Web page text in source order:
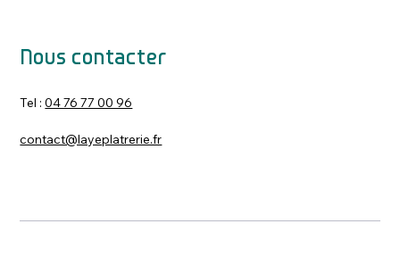
Nous contacter
Tel :04 76 77 00 96
contact@layeplatrerie.fr